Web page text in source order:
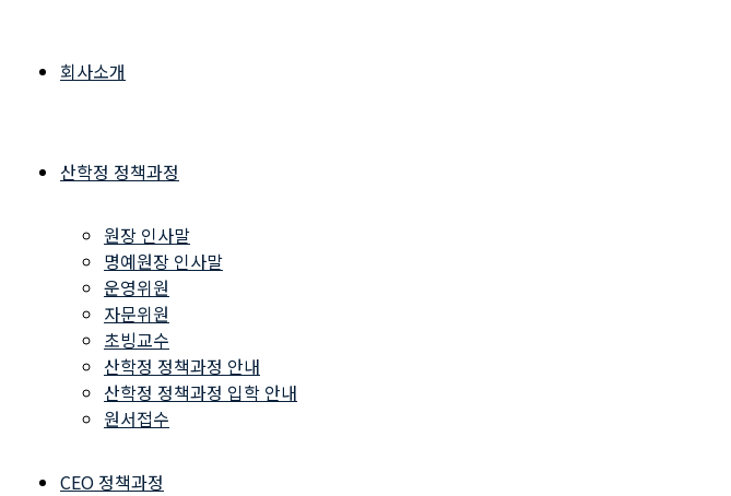
회사소개
산학정 정책과정
원장 인사말
명예원장 인사말
운영위원
자문위원
초빙교수
산학정 정책과정 안내
산학정 정책과정 입학 안내
원서접수
CEO 정책과정